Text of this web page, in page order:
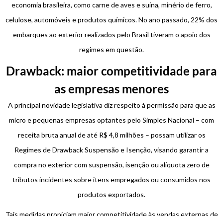
economia brasileira, como carne de aves e suína, minério de ferro,
celulose, automóveis e produtos químicos. No ano passado, 22% dos
embarques ao exterior realizados pelo Brasil tiveram o apoio dos
regimes em questão.
Drawback: maior competitividade para
as empresas menores
A principal novidade legislativa diz respeito à permissão para que as
micro e pequenas empresas optantes pelo Simples Nacional – com
receita bruta anual de até R$ 4,8 milhões – possam utilizar os
Regimes de Drawback Suspensão e Isenção, visando garantir a
compra no exterior com suspensão, isenção ou alíquota zero de
tributos incidentes sobre itens empregados ou consumidos nos
produtos exportados.
Tais medidas propiciam maior competitividade às vendas externas de